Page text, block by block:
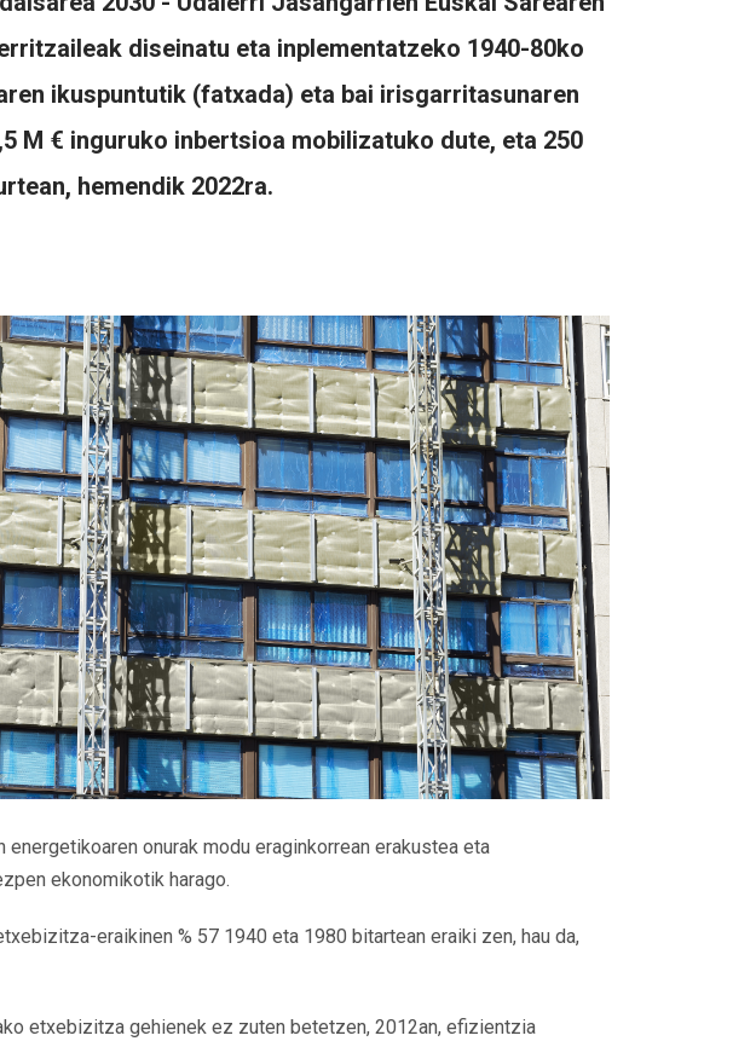
diseinatu eta inplementatzeko 1940-80ko
ikuspuntutik (fatxada) eta bai irisgarritasunaren
M € inguruko inbertsioa mobilizatuko dute, eta 250
hemendik 2022ra.
onurak modu eraginkorrean erakustea eta
ekonomikotik harago.
eraikinen % 57 1940 eta 1980 bitartean eraiki zen, hau da,
etxebizitza gehienek ez zuten betetzen, 2012an, efizientzia